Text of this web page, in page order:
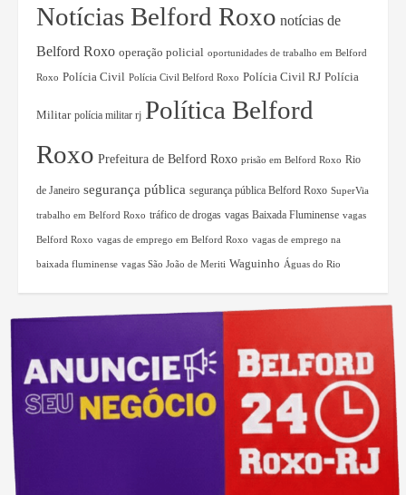
Notícias Belford Roxo notícias de
Belford Roxo operação policial oportunidades de trabalho em Belford
Roxo Polícia Civil Polícia Civil Belford Roxo Polícia Civil RJ Polícia
Militar polícia militar rj Política Belford
Roxo Prefeitura de Belford Roxo prisão em Belford Roxo Rio
de Janeiro segurança pública segurança pública Belford Roxo SuperVia
trabalho em Belford Roxo tráfico de drogas vagas Baixada Fluminense vagas
Belford Roxo vagas de emprego em Belford Roxo vagas de emprego na
baixada fluminense vagas São João de Meriti Waguinho Águas do Rio